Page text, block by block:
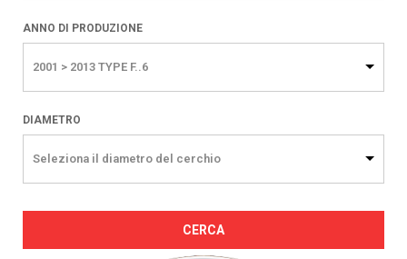
ANNO DI PRODUZIONE
2001 > 2013 TYPE F..6
DIAMETRO
Seleziona il diametro del cerchio
CERCA